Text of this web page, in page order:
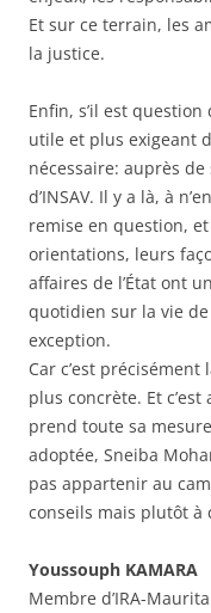
Et sur ce terrain, les
la justice.
Enfin, s’il est
utile et plus exigeant
nécessaire: auprès
d’INSAV. Il y a là, à
remise en question,
orientations, leurs
affaires de l’État ont
quotidien sur la vie
exception.
Car c’est
plus concrète. Et
prend toute sa
adoptée, Sneiba
pas appartenir au
conseils mais plutôt à
Youssouph KAMARA
Membre d’IRA-